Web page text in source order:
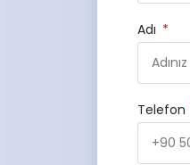
Adı
Telefon